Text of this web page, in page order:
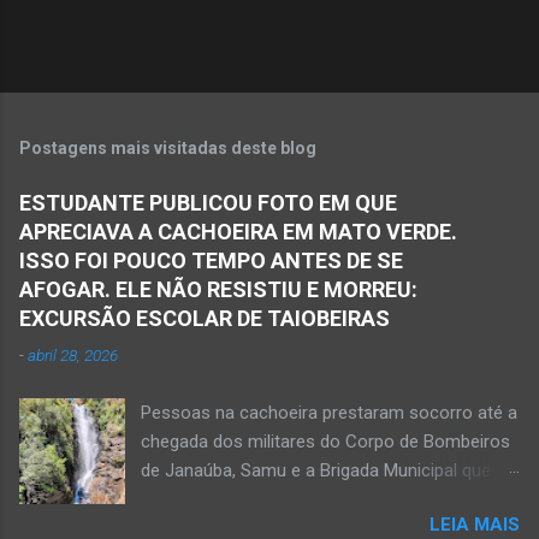
Postagens mais visitadas deste blog
ESTUDANTE PUBLICOU FOTO EM QUE
APRECIAVA A CACHOEIRA EM MATO VERDE.
ISSO FOI POUCO TEMPO ANTES DE SE
AFOGAR. ELE NÃO RESISTIU E MORREU:
EXCURSÃO ESCOLAR DE TAIOBEIRAS
-abril 28, 2026
Pessoas na cachoeira prestaram socorro até a
chegada dos militares do Corpo de Bombeiros
de Janaúba, Samu e a Brigada Municipal que
resistiu e foi a óbito Foto álbum pessoal Kauan
LEIA MAIS